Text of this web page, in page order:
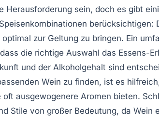
Herausforderung sein, doch es gibt
Speisenkombinationen berücksichtigen:
optimal zur Geltung zu bringen. Ein
die richtige Auswahl das Essens-
und der Alkoholgehalt sind
Wein zu finden, ist es
oft ausgewogenere Aromen bieten.
Stile von großer Bedeutung, da Wein